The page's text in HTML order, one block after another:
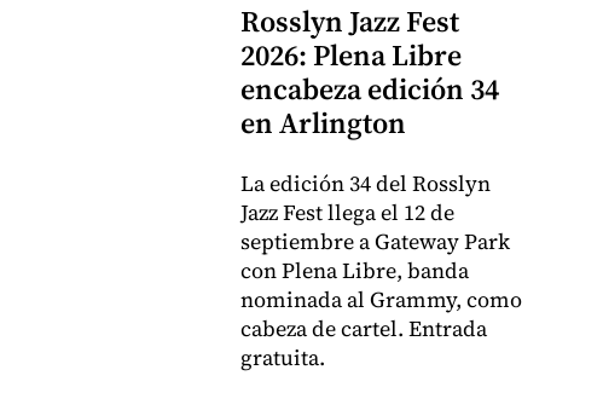
Rosslyn Jazz Fest
2026: Plena Libre
encabeza edición 34
en Arlington
La edición 34 del Rosslyn
Jazz Fest llega el 12 de
septiembre a Gateway Park
con Plena Libre, banda
nominada al Grammy, como
cabeza de cartel. Entrada
gratuita.